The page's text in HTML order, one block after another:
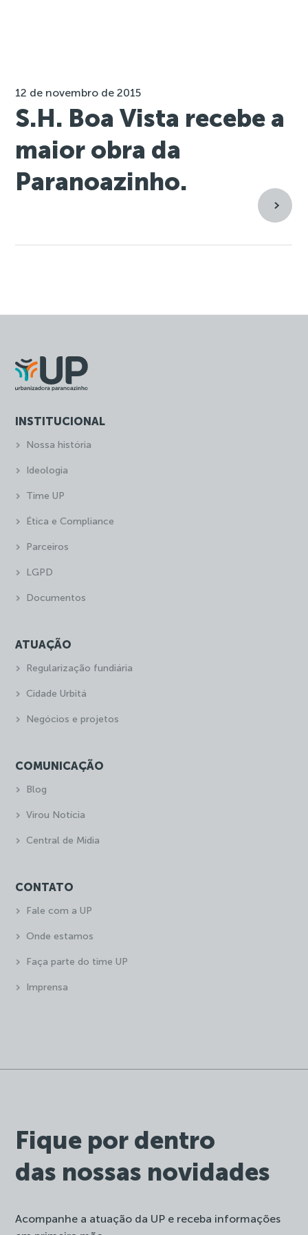
12 de novembro de 2015
S.H. Boa Vista recebe a
maior obra da
Paranoazinho.
Fique por dentro
das nossas novidades
Acompanhe a atuação da UP e receba informações
INSTITUCIONAL
Nossa história
Ideologia
Time UP
Ética e Compliance
Parceiros
LGPD
Documentos
ATUAÇÃO
Regularização fundiária
Cidade Urbitá
Negócios e projetos
COMUNICAÇÃO
Blog
Virou Notícia
Central de Mídia
CONTATO
Fale com a UP
Onde estamos
Faça parte do time UP
Imprensa